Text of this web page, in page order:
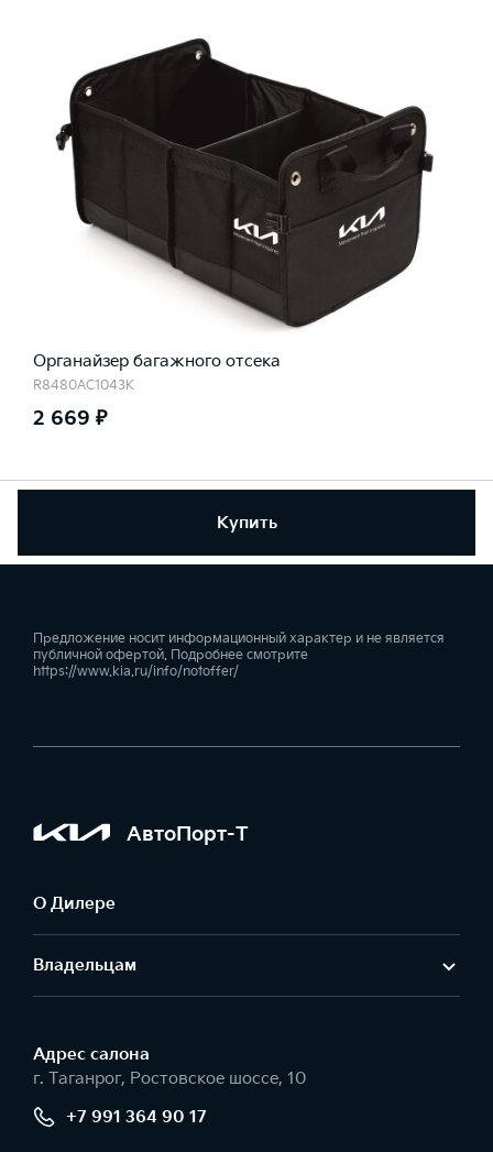
Купить
Органайзер багажного отсека
R8480AC1043K
2 669 ₽
Предложение носит информационный характер и не является
публичной офертой. Подробнее смотрите
https://www.kia.ru/info/notoffer/
АвтоПорт-Т
О Дилере
Владельцам
Адрес салонa
г. Таганрог, Ростовское шоссе, 10
+7 991 364 90 17